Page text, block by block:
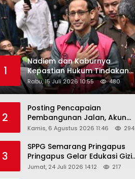
1
Nadiem dan Kaburnya
Kepastian Hukum Tindakan
Pejabat Publik
Rabu, 15 Juli 2026 10:55 480
2
Posting Pencapaian
Pembangunan Jalan, Akun
Facebook Pemerintah
“Dirujak” Warganet
Kamis, 6 Agustus 2026 11:46 294
3
SPPG Semarang Pringapus
Pringapus Gelar Edukasi Gizi
di PAUD Bina Balita Peringati
Jumat, 24 Juli 2026 14:12 217